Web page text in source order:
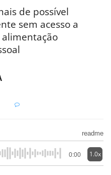
de possível
sem acesso a
alimentação
readme
0:00 1.0x